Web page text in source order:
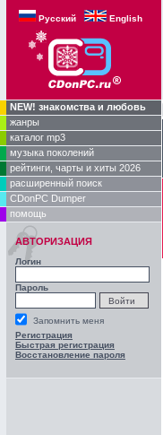
Русский English
NEW! знакомства и любовь
жанры
каталог mp3
музыка поколений
рейтинги, чарты и хиты 2026
расширенный поиск
CDonPC Dumper
помощь
АВТОРИЗАЦИЯ
Логин
Пароль
Запомнить меня
Регистрация
Быстрая регистрация
Восстановление пароля